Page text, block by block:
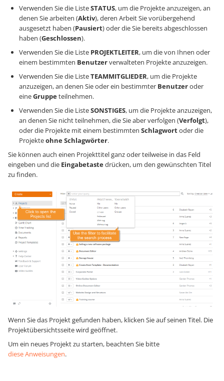
Verwenden Sie die ListeSTATUS, um die Projekte anzuzeigen, an
denen Sie arbeiten (Aktiv), deren Arbeit Sie vorübergehend
ausgesetzt haben (Pausiert) oder die Sie bereits abgeschlossen
haben (Geschlossen).
Verwenden Sie die Liste PROJEKTLEITER, um die von Ihnen oder
einem bestimmten Benutzerverwalteten Projekte anzuzeigen.
Verwenden Sie die ListeTEAMMITGLIEDER, um die Projekte
anzuzeigen, an denen Sie oder ein bestimmter Benutzeroder
eineGruppeteilnehmen.
Verwenden Sie die ListeSONSTIGES, um die Projekte anzuzeigen,
an denen Sie nicht teilnehmen, die Sie aber verfolgen (Verfolgt),
oder die Projekte mit einem bestimmten Schlagwortoder die
Projekteohne Schlagwörter.
Sie können auch einen Projekttitel ganz oder teilweise in das Feld
eingeben und die Eingabetastedrücken, um den gewünschten Titel
zu finden.
Wenn Sie das Projekt gefunden haben, klicken Sie auf seinen Titel. Die
Projektübersichtsseite wird geöffnet.
Um ein neues Projekt zu starten, beachten Sie bitte
diese Anweisungen.